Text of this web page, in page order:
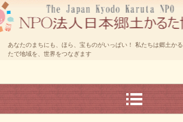
あなたのまちにも、ほら、宝ものがいっぱい！ 私たちは郷土かる
たで地域を、世界をつなぎます